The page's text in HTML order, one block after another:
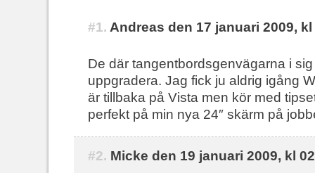
#1. Andreas den 17 januari 2009, kl
De där tangentbordsgenvägarna i
uppgradera. Jag fick ju aldrig igång
är tillbaka på Vista men kör med
perfekt på min nya 24″ skärm på
#2. Micke den 19 januari 2009, kl